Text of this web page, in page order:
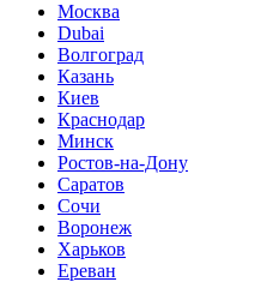
Москва
Dubai
Волгоград
Казань
Киев
Краснодар
Минск
Ростов-на-Дону
Саратов
Сочи
Воронеж
Харьков
Ереван